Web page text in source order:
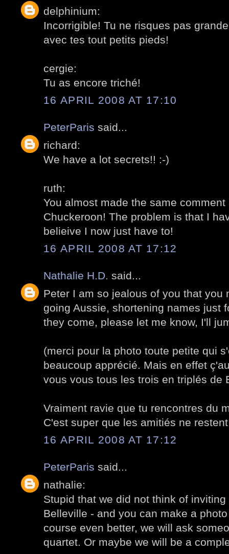
delphinium:
Incorrigible! Tu ne risques pas
avec tes tout petits pieds!
cergie:
Tu as encore triché!
16 APRIL 2008 AT 17:10
PeterParis said...
richard:
We have a lot secrets!! :-)
ruth:
You almost made the same
Chuckeroon! The problem is that I
belieive I now just have to!
16 APRIL 2008 AT 17:12
Nathalie H.D. said...
Peter I am so jealous of you that you
going Aussie, shortening names just
they come, please let me know, I'll
(merci pour la photo toute petite qui
beaucoup apprécié. Mais en effet
vous vous tous les trois en triplés de
Vraiment ravie que tu rencontres du
C'est super que les amitiés ne
16 APRIL 2008 AT 17:12
PeterParis said...
nathalie:
Stupid that we did not think of
Belleville - and you can make a
course even better, we will ask
quartet. Or maybe we will be a